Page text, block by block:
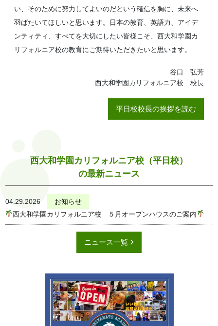
い、そのために努力してよいのだという確信を胸に、未来へ
羽ばたいてほしいと思います。日本の教育、英語力、アイデ
ンティティ、すべてを大切にしたい皆様こそ、西大和学園カ
リフォルニア校の教育にご期待いただきたいと思います。
谷口 弘芳
西大和学園カリフォルニア校 校長
平日校校長の挨拶を読む
西大和学園カリフォルニア校（平日校）
の最新ニュース
04.29.2026
お知らせ
西大和学園カリフォルニア校 ５月オープンハウスのご案内
ニュース一覧